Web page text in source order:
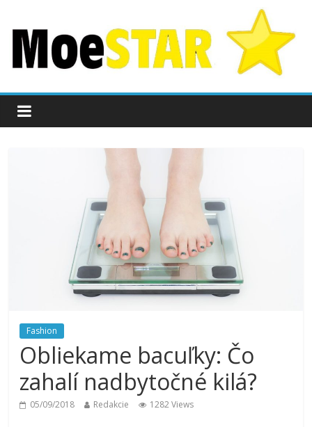
Fashion
Obliekame bacuľky: Čo
zahalí nadbytočné kilá?
05/09/2018 Redakcie 1282 Views